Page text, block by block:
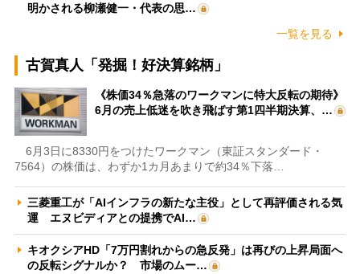
明かされる柳瀬健一・代表の思…
一覧を見る
古賀真人「発掘！好決算銘柄」
《株価34％急落のワークマンに特大反転の期待》
6月の売上低迷を吹き飛ばす第1四半期決算、…
6月3日に8330円をつけたワークマン（東証スタンダード・
7564）の株価は、わずか1カ月あまりで約34％下落…
三菱重工が「AIインフラの新たな主役」として再評価される気
運 エヌビディアとの提携でAI…
キオクシアHD「7万円割れからの急反発」は再びの上昇局面へ
の反転シグナルか？ 市場のムー…